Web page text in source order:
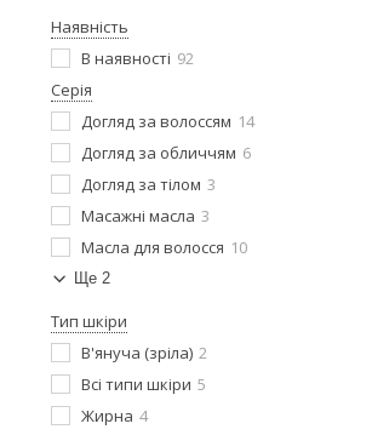
Наявність
В наявності 92
Серія
Догляд за волоссям 14
Догляд за обличчям 6
Догляд за тілом 3
Масажні масла 3
Масла для волосся 10
Ще 2
Тип шкіри
В'януча (зріла) 2
Всі типи шкіри 5
Жирна 4